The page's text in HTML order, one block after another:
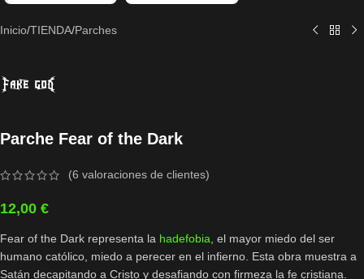
Inicio/TIENDA/Parches
Parche Fear of the Dark
(6 valoraciones de clientes)
12,00 €
Fear of the Dark representa la hadefobia , el mayor miedo del ser
humano católico, miedo a perecer en el infierno. Esta obra muestra a
Satán decapitando a Cristo y desafiando con firmeza la fe cristiana.